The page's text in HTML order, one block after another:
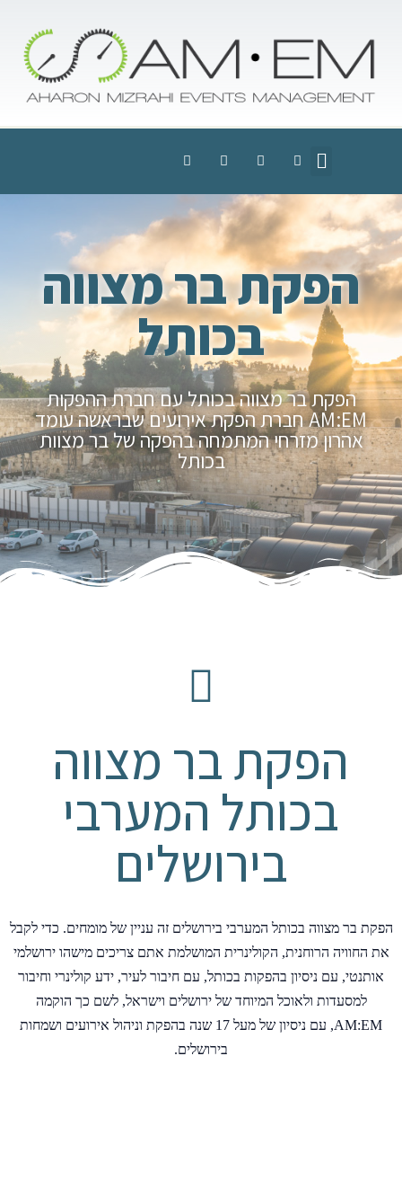
הפקת בר מצווה
בכותל
הפקת בר מצווה בכותל עם חברת ההפקות
AM:EM חברת הפקת אירועים שבראשה עומד
אהרון מזרחי המתמחה בהפקה של בר מצוות
בכותל
הפקת בר מצווה
בכותל המערבי
בירושלים
הפקת בר מצווה בכותל המערבי בירושלים זה עניין של מומחים. כדי לקבל
את החוויה הרוחנית, הקולינרית המושלמת אתם צריכים מישהו ירושלמי
אותנטי, עם ניסיון בהפקות בכותל, עם חיבור לעיר, ידע קולינרי וחיבור
למסעדות ולאוכל המיוחד של ירושלים וישראל, לשם כך הוקמה
AM:EM, עם ניסיון של מעל 17 שנה בהפקת וניהול אירועים ושמחות
בירושלים.